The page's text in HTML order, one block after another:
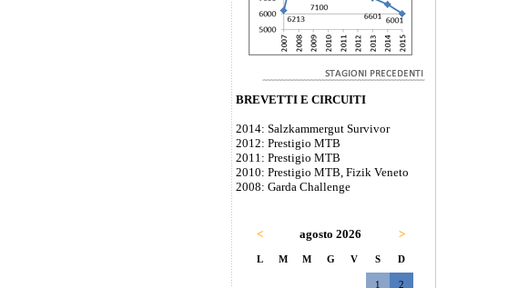
BREVETTI E CIRCUITI
2014: Salzkammergut Survivor
2012: Prestigio MTB
2011: Prestigio MTB
2010: Prestigio MTB, Fizik Veneto
2008: Garda Challenge
< agosto 2026 >
L M M G V S D
1 2